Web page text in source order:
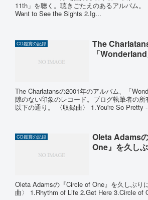
11th」を聴く。聴きごたえのあるアルバム
Want to See the Sights 2.Ig...
CD鑑賞の記録
The
「
The Charlatansの2001年のアルバム、「
隙のない印象のレコード。ブログ執筆者の所
以下の通り。 〈収録曲〉 1.You're So Pretty
CD鑑賞の記録
Oleta Adams
One』を久し
Oleta Adamsの『Circle of One』を久しぶり
曲〉 1.Rhythm of Life 2.Get Here 3.Circle of